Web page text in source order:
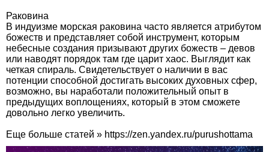
Раковина
В индуизме морская раковина часто является атрибутом
божеств и представляет собой инструмент, которым
небесные создания призывают других божеств – девов
или наводят порядок там где царит хаос. Выглядит как
четкая спираль. Свидетельствует о наличии в вас
потенции способной достигать высоких духовных сфер,
возможно, вы наработали положительный опыт в
предыдущих воплощениях, который в этом сможете
довольно легко увеличить.
Еще больше статей » https://zen.yandex.ru/purushottama